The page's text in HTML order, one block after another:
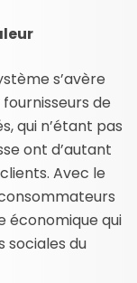
s’avère
de
qui n’étant pas
ont d’autant
Avec le
économique qui
sociales du